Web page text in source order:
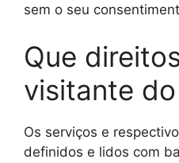
sem o seu
Que
visitante
Os serviços e
definidos e lidos com